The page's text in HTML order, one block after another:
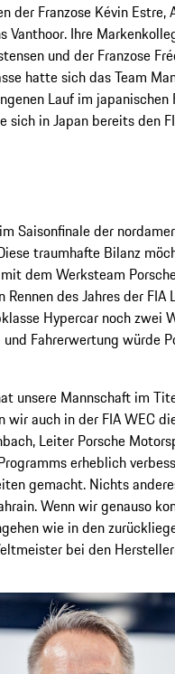
der Franzose Kévin
Vanthoor. Ihre
und der Franzose
hatte sich das Team
Lauf im
sich in Japan bereits den
Saisonfinale der
traumhafte Bilanz
dem Werksteam
Rennen des Jahres der
Hypercar noch
Fahrerwertung würde
unsere Mannschaft im
auch in der FIA WEC
Leiter Porsche
erheblich
gemacht. Nichts
Wenn wir genauso
wie in den
bei den